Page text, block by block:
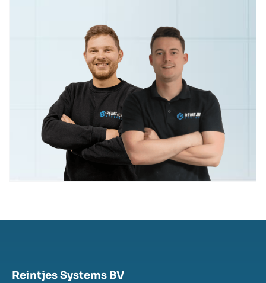
Reintjes Systems BV